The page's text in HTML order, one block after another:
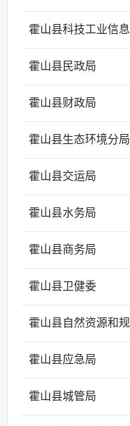
霍山县民政局
霍山县财政局
霍山县生态环境分局
霍山县交运局
霍山县水务局
霍山县商务局
霍山县卫健委
霍山县应急局
霍山县城管局